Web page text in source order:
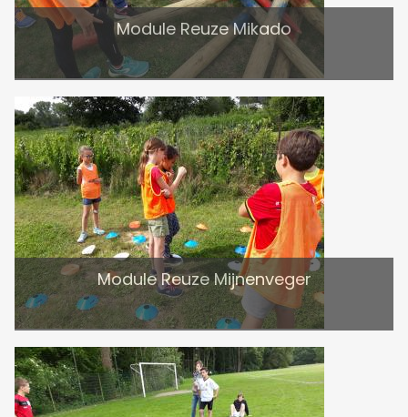
Module Reuze Mikado
Module Reuze Mijnenveger